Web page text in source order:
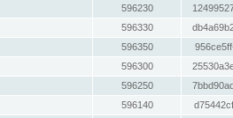
596230
596330
596350
596300
596250
596140